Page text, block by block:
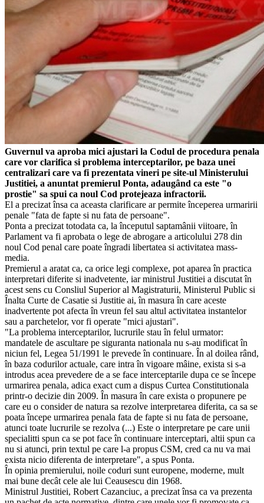
Guvernul va aproba mici ajustari la Codul de procedura penala
care vor clarifica si problema interceptarilor, pe baza unei
centralizari care va fi prezentata vineri pe site-ul Ministerului
Justitiei, a anuntat premierul Ponta, adaugând ca este "o
prostie" sa spui ca noul Cod protejeaza infractorii.
El a precizat însa ca aceasta clarificare ar permite începerea urmaririi
penale "fata de fapte si nu fata de persoane".
Ponta a precizat totodata ca, la începutul saptamânii viitoare, în
Parlament va fi aprobata o lege de abrogare a articolului 278 din
noul Cod penal care poate îngradi libertatea si activitatea mass-
media.
Premierul a aratat ca, ca orice legi complexe, pot aparea în practica
interpretari diferite si inadvetente, iar ministrul Justitiei a discutat în
acest sens cu Consliul Superior al Magistraturii, Ministerul Public si
Înalta Curte de Casatie si Justitie ai, în masura în care aceste
inadvertente pot afecta în vreun fel sau altul activitatea instantelor
sau a parchetelor, vor fi operate "mici ajustari".
"La problema interceptarilor, lucrurile stau în felul urmator:
mandatele de ascultare pe siguranta nationala nu s-au modificat în
niciun fel, Legea 51/1991 le prevede în continuare. În al doilea rând,
în baza codurilor actuale, care intra în vigoare mâine, exista si s-a
introdus acea prevedere de a se face interceptarile dupa ce se începe
urmarirea penala, adica exact cum a dispus Curtea Constitutionala
printr-o decizie din 2009. În masura în care exista o propunere pe
care eu o consider de natura sa rezolve interpretarea diferita, ca sa se
poata începe urmarirea penala fata de fapte si nu fata de persoane,
atunci toate lucrurile se rezolva (...) Este o interpretare pe care unii
specialitti spun ca se pot face în continuare interceptari, altii spun ca
nu si atunci, prin textul pe care l-a propus CSM, cred ca nu va mai
exista nicio diferenta de interpretare", a spus Ponta.
În opinia premierului, noile coduri sunt europene, moderne, mult
mai bune decât cele ale lui Ceausescu din 1968.
Ministrul Justitiei, Robert Cazanciuc, a precizat însa ca va prezenta